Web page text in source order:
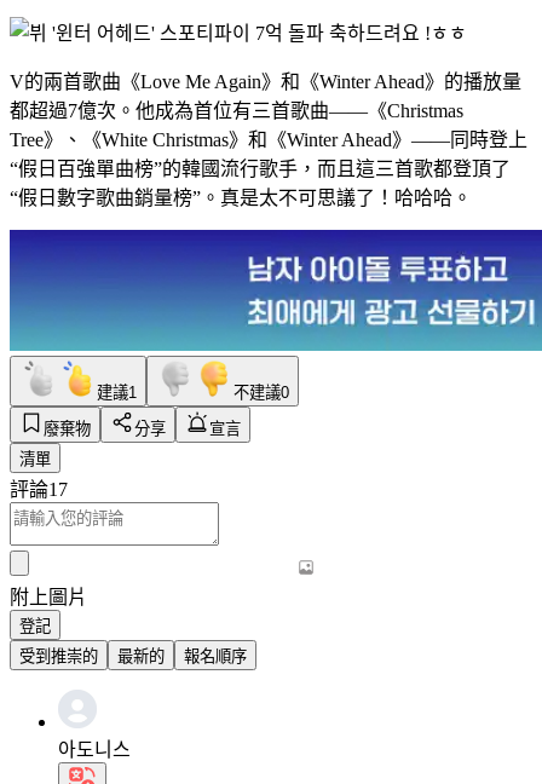
V的兩首歌曲《Love Me Again》和《Winter Ahead》的播放量
都超過7億次。他成為首位有三首歌曲——《Christmas
Tree》、《White Christmas》和《Winter Ahead》——同時登上
“假日百強單曲榜”的韓國流行歌手，而且這三首歌都登頂了
“假日數字歌曲銷量榜”。真是太不可思議了！哈哈哈。
建議1 不建議0
廢棄物
分享
宣言
清單
評論17
附上圖片
登記
受到推崇的
最新的 報名順序
아도니스